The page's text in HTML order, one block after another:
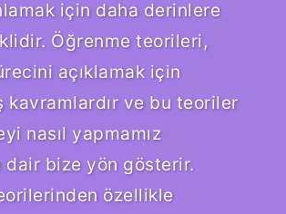
için daha derinlere
Öğrenme teorileri,
açıklamak için
ve bu teoriler
nasıl yapmamız
bize yön gösterir.
özellikle